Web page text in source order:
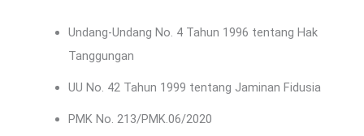
Undang-Undang No. 4 Tahun 1996 tentang Hak
Tanggungan
UU No. 42 Tahun 1999 tentang Jaminan Fidusia
PMK No. 213/PMK.06/2020